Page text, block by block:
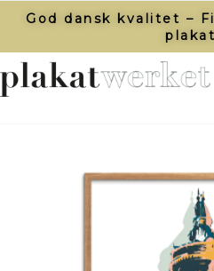
God dansk kvalitet –